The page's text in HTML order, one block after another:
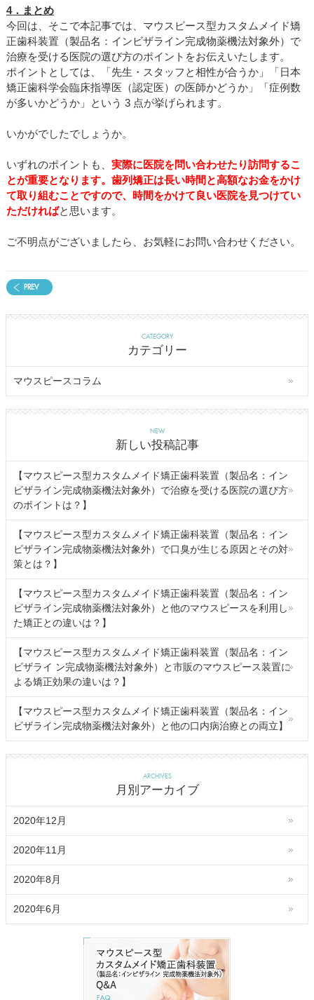
4．まとめ
今回は、そこで本記事では、マウスピース型カスタムメイド矯
正歯科装置（製品名：インビザライン完成物薬機法対象外）で
治療を受ける医院の選び方のポイントをお伝えいたします。
ポイントとしては、「先生・スタッフと相性が合うか」「日本
矯正歯科学会臨床指導医（認定医）の医師かどうか」「症例数
が多いかどうか」という 3 点が挙げられます。
いかがでしたでしょうか。
いずれのポイントも、 実際に医院を問い合わせたり訪問するこ
とが重要となります。歯列矯正は長い時間と高額なお金をかけ
て取り組むことですので、時間をかけて良い医院を見つけてい
ただければと思います。
ご不明点がございましたら、お気軽にお問い合わせください。
PREV
CATEGORY
カテゴリー
マウスピースコラム
NEW
新しい投稿記事
【マウスピース型カスタムメイド矯正歯科装置（製品名：イン
ビザライン完成物薬機法対象外）で治療を受ける医院の選び方
のポイントは？】
【マウスピース型カスタムメイド矯正歯科装置（製品名：イン
ビザライン完成物薬機法対象外）で口臭が生じる原因とその対
策とは？】
【マウスピース型カスタムメイド矯正歯科装置（製品名：イン
ビザライン完成物薬機法対象外）と他のマウスピースを利用し
た矯正との違いは？】
【マウスピース型カスタムメイド矯正歯科装置（製品名：イン
ビザライ ン完成物薬機法対象外）と市販のマウスピース装置に
よる矯正効果の違いは？】
【マウスピース型カスタムメイド矯正歯科装置（製品名：イン
ビザライン完成物薬機法対象外）と他の口内病治療との両立】
ARCHIVES
月別アーカイブ
2020年12月
2020年11月
2020年8月
2020年6月